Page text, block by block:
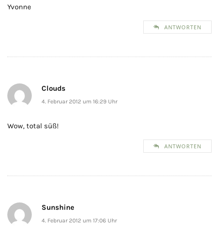
Yvonne
ANTWORTEN
Clouds
4. Februar 2012 um 16:29 Uhr
Wow, total süß!
ANTWORTEN
Sunshine
4. Februar 2012 um 17:06 Uhr